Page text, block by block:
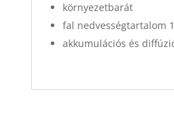
környezetbarát
fal nedvességtartalom
akkumulációs és